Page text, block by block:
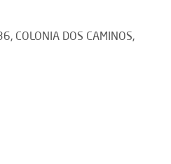
COLONIA DOS CAMINOS,